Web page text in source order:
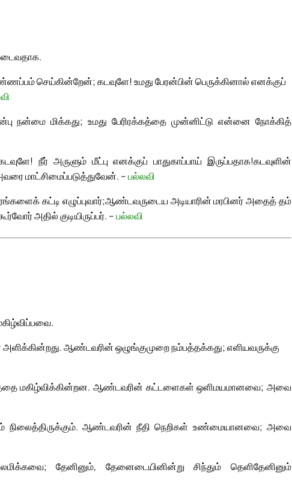
செய்கின்றேன்; கடவுளே! உமது பேரன்பின் பெருக்கினால் எனக்குப்
நன்மை மிக்கது; உமது பேரிரக்கத்தை முன்னிட்டு என்னை நோக்கித்
நீர் அருளும் மீட்பு எனக்குப் பாதுகாப்பாய் இருப்பதாக!கடவுளின்
மாட்சிமைப்படுத்துவேன். –பல்லவி
கட்டி எழுப்புவார்;ஆண்டவருடைய அடியாரின் மரபினர் அதைத் தம்
அதில் குடியிருப்பர். –பல்லவி
அளிக்கின்றது. ஆண்டவரின் ஒழுங்குமுறை நம்பத்தக்கது; எளியவருக்கு
மகிழ்விக்கின்றன. ஆண்டவரின் கட்டளைகள் ஒளிமயமானவை; அவை
நிலைத்திருக்கும். ஆண்டவரின் நீதி நெறிகள் உண்மையானவை; அவை
தேனினும், தேனைடையினின்று சிந்தும் தெளிதேனினும்